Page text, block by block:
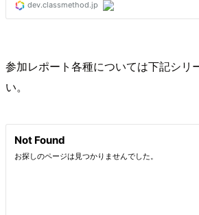
参加レポート各種については下記シリ
い。